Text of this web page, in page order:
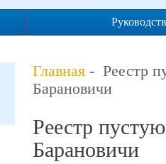
Главная - Реестр
Барановичи
Реестр
Барановичи